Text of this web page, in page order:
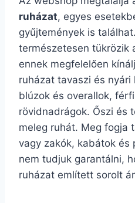
ruházat, egyes
gyűjtemények is
természetesen tükrözik
ennek megfelelően
ruházat tavaszi és
blúzok és overallok,
rövidnadrágok. Őszi és
meleg ruhát. Meg fogja
vagy zakók, kabátok és
nem tudjuk garantálni,
ruházat említett sorolt